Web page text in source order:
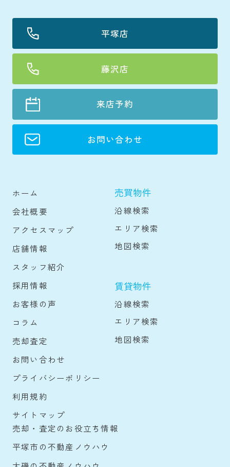
平塚店
藤沢店
来店予約
お問い合わせ
ホーム
会社概要
アクセスマップ
店舗情報
スタッフ紹介
採用情報
お客様の声
コラム
売却査定
お問い合わせ
プライバシーポリシー
利用規約
サイトマップ
売買物件
沿線検索
エリア検索
地図検索
賃貸物件
沿線検索
エリア検索
地図検索
売却・査定のお役立ち情報
平塚市の不動産ノウハウ